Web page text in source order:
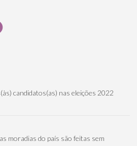
candidatos(as) nas eleições 2022
moradias do país são feitas sem